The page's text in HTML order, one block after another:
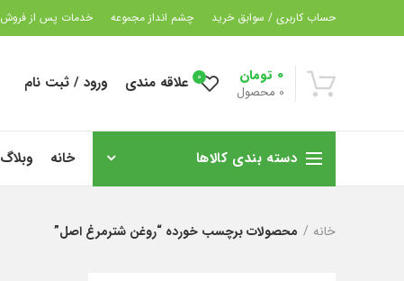
حساب کاربری / سوابق خرید چشم انداز مجموعه خدمات پس از فروش
0 محصول
0 تومان 0 علاقه مندی ورود / ثبت نام
دسته بندی کالاها خانه وبلاگ
خانه محصولات برچسب خورده “روغن شترمرغ اصل”